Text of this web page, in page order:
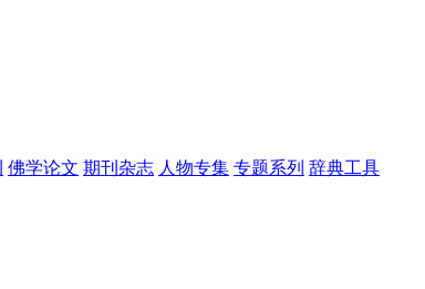
佛学论文 期刊杂志 人物专集 专题系列 辞典工具